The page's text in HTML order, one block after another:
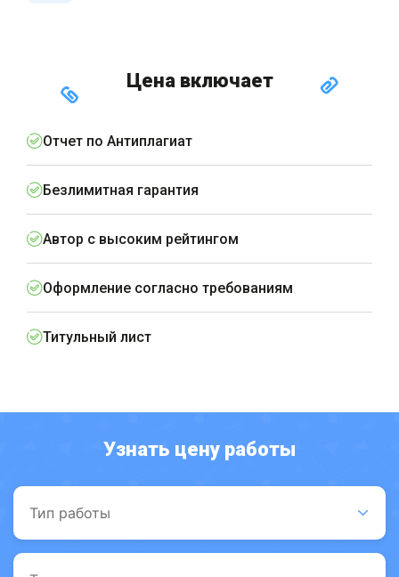
Цена включает
Отчет по Антиплагиат
Безлимитная гарантия
Автор с высоким рейтингом
Оформление согласно требованиям
Титульный лист
Узнать цену работы